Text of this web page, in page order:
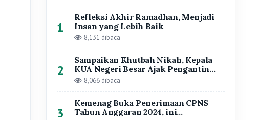
5
13 Pejabat Baru Dilantik di Kanwil
Kemenag Lampung, Ini Daftar
Namanya
5,061 dibaca